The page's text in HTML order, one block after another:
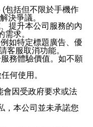
包括但不限於手機作
決爭議。
提升本公司服務的內
求。
如特定標題廣告、優
客服取消功能。
務體驗價值。如不願
何使用。
會因受政府要求或法
，本公司並未承諾您